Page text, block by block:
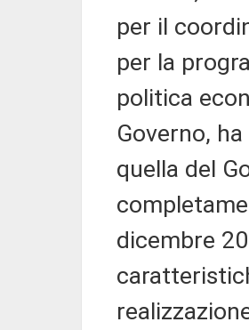
per il
per la
politica
Governo,
quella del
dicembre